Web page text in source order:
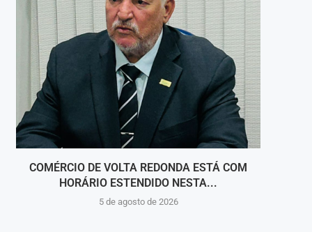
COMÉRCIO DE VOLTA REDONDA ESTÁ COM
HORÁRIO ESTENDIDO NESTA...
5 de agosto de 2026